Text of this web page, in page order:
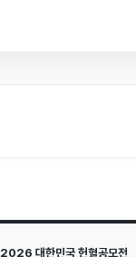
2026 대한민국 헌혈공모전